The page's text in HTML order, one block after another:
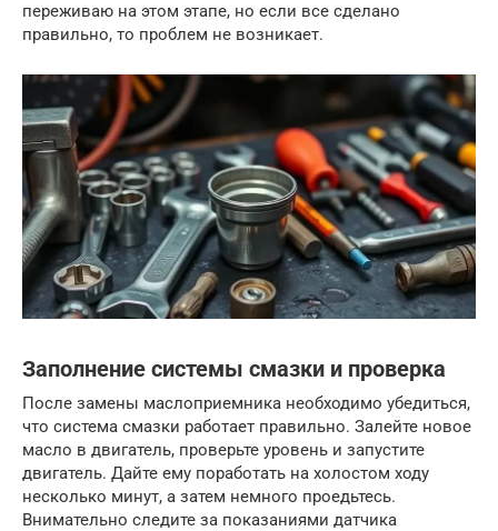
переживаю на этом этапе, но если все сделано
правильно, то проблем не возникает.
Заполнение системы смазки и проверка
После замены маслоприемника необходимо убедиться,
что система смазки работает правильно. Залейте новое
масло в двигатель, проверьте уровень и запустите
двигатель. Дайте ему поработать на холостом ходу
несколько минут, а затем немного проедьтесь.
Внимательно следите за показаниями датчика